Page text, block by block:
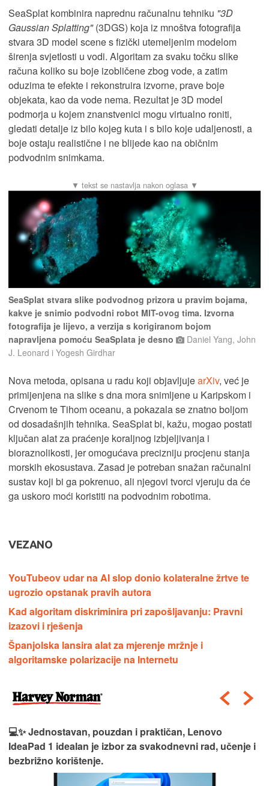
SeaSplat kombinira naprednu računalnu tehniku "3D
Gaussian Splatting"(3DGS) koja iz mnoštva fotografija
stvara 3D model scene s fizički utemeljenim modelom
širenja svjetlosti u vodi. Algoritam za svaku točku slike
računa koliko su boje izobličene zbog vode, a zatim
oduzima te efekte i rekonstruira izvorne, prave boje
objekata, kao da vode nema. Rezultat je 3D model
podmorja u kojem znanstvenici mogu virtualno roniti,
gledati detalje iz bilo kojeg kuta i s bilo koje udaljenosti, a
boje ostaju realistične i ne blijede kao na običnim
podvodnim snimkama.
SeaSplat stvara slike podvodnog prizora u pravim bojama,
kakve je snimio podvodni robot MIT-ovog tima. Izvorna
fotografija je lijevo, a verzija s korigiranom bojom
napravljena pomoću SeaSplata je desno
Daniel Yang, John
J. Leonard i Yogesh Girdhar
Nova metoda, opisana u radu koji objavljujearXiv, već je
primijenjena na slike s dna mora snimljene u Karipskom i
Crvenom te Tihom oceanu, a pokazala se znatno boljom
od dosadašnjih tehnika. SeaSplat bi, kažu, mogao postati
ključan alat za praćenje koraljnog izbjeljivanja i
bioraznolikosti, jer omogućava precizniju procjenu stanja
morskih ekosustava. Zasad je potreban snažan računalni
sustav koji bi ga pokrenuo, ali njegovi tvorci vjeruju da će
ga uskoro moći koristiti na podvodnim robotima.
VEZANO
YouTubeov udar na AI slop donio kolateralne žrtve te
ugrozio opstanak pravih autora
Kad algoritam diskriminira pri zapošljavanju: Pravni
izazovi i rješenja
Španjolska lansira alat za mjerenje mržnje i
algoritamske polarizacije na Internetu
💻✨ Jednostavan, pouzdan i praktičan, Lenovo
IdeaPad 1 idealan je izbor za svakodnevni rad, učenje i
bezbrižno korištenje.